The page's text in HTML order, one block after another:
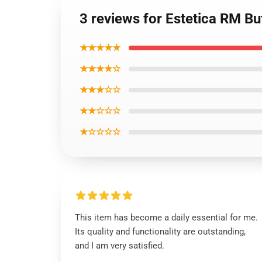
3 reviews for Estetica RM
★★★★★
★★★★☆
★★★☆☆
★★☆☆☆
★☆☆☆☆
This item has become a daily essential for me.
Its quality and functionality are outstanding,
and I am very satisfied.